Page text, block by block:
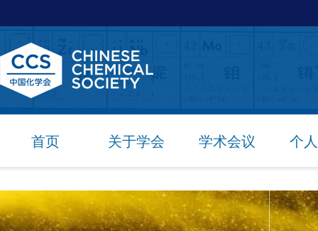
首页 关于学会 学术会议 个